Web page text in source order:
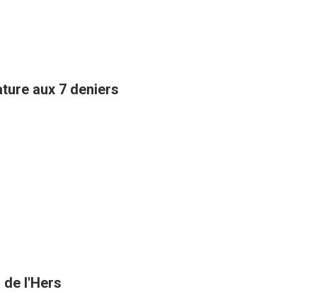
aux 7 deniers
l'Hers